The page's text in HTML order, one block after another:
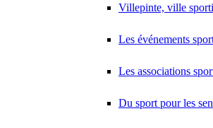
Villepinte, ville
Les événements
Les associations
Du sport pour les